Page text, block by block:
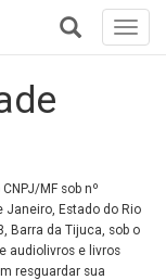
MF sob nº
Janeiro, Estado do Rio
Barra da Tijuca, sob o
audiolivros e livros
resguardar sua